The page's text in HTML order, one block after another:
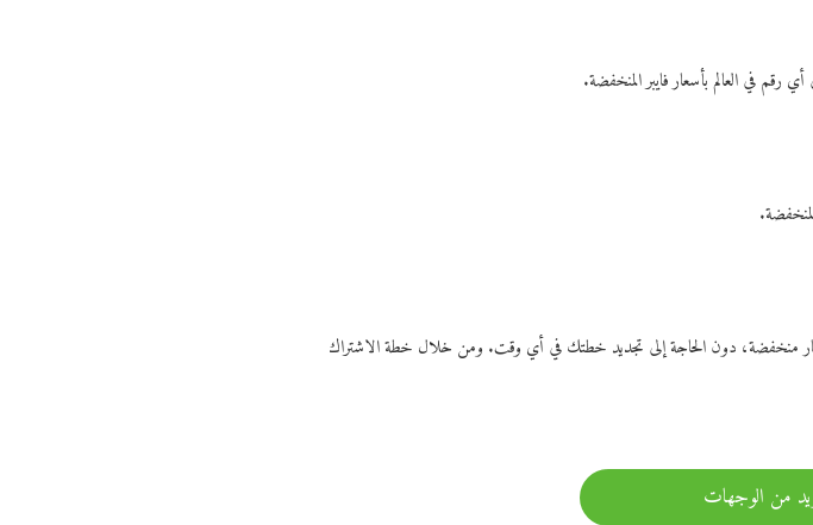
منخفضة، دون الحاجة إلى تجديد خطتك في أي وقت. ومن خلال خطة الاشتراك
من الوجهات